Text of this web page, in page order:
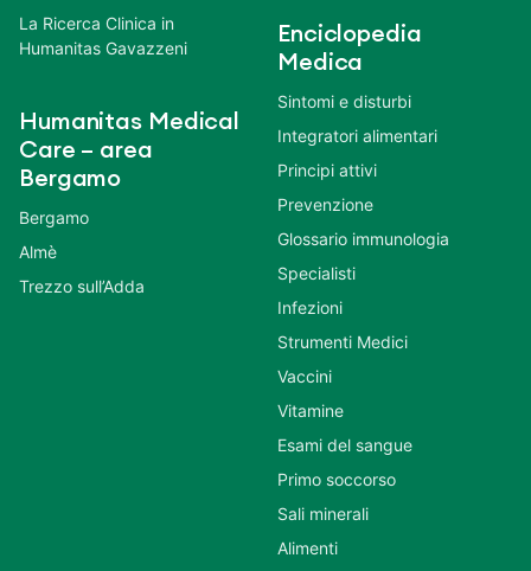
La Ricerca Clinica in
Humanitas Gavazzeni
Humanitas Medical
Care – area
Bergamo
Bergamo
Almè
Trezzo sull’Adda
Enciclopedia
Medica
Sintomi e disturbi
Integratori alimentari
Principi attivi
Prevenzione
Glossario immunologia
Specialisti
Infezioni
Strumenti Medici
Vaccini
Vitamine
Esami del sangue
Primo soccorso
Sali minerali
Alimenti